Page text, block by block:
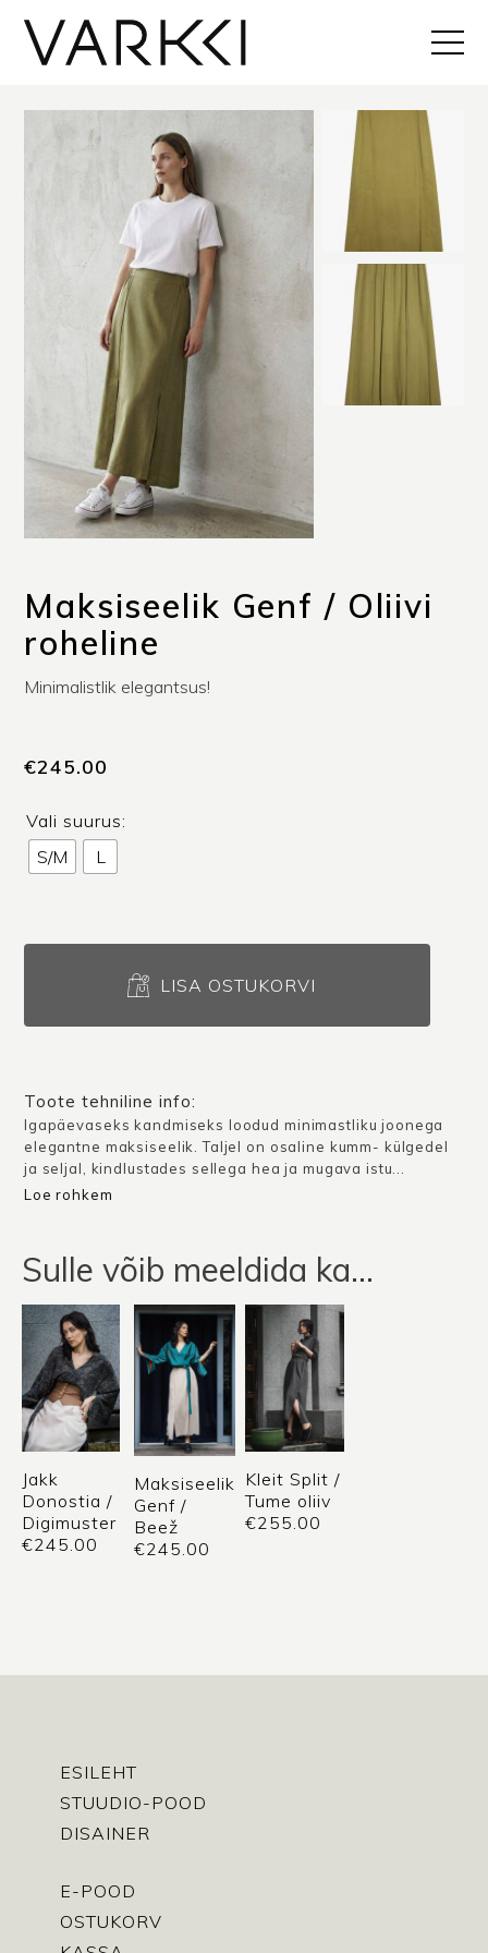
Maksiseelik Genf / Oliivi
roheline
Minimalistlik elegantsus!
€245.00
Vali suurus:
S/M
L
kogus
LISA OSTUKORVI
Toote tehniline info:
Igapäevaseks kandmiseks loodud minimastliku joonega
elegantne maksiseelik. Taljel on osaline kumm- külgedel
ja seljal, kindlustades sellega hea ja mugava istu...
Loe rohkem
Sulle võib meeldida ka…
Jakk
Donostia /
Digimuster
€245.00
Maksiseelik
Genf /
Beež
€245.00
Kleit Split /
Tume oliiv
€255.00
ESILEHT
STUUDIO-POOD
DISAINER
E-POOD
OSTUKORV